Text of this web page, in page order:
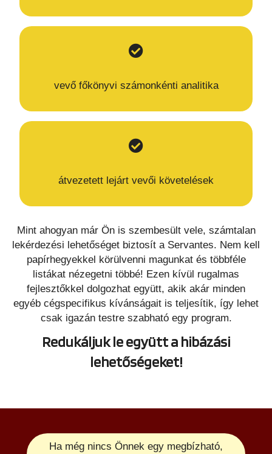
vevő főkönyvi számonkénti analitika
átvezetett lejárt vevői követelések
Mint ahogyan már Ön is szembesült vele, számtalan
lekérdezési lehetőséget biztosít a Servantes. Nem kell
papírhegyekkel körülvenni magunkat és többféle
listákat nézegetni többé! Ezen kívül rugalmas
fejlesztőkkel dolgozhat együtt, akik akár minden
egyéb cégspecifikus kívánságait is teljesítik, így lehet
csak igazán testre szabható egy program.
Redukáljuk le együtt a hibázási
lehetőségeket!
Ha még nincs Önnek egy megbízható,